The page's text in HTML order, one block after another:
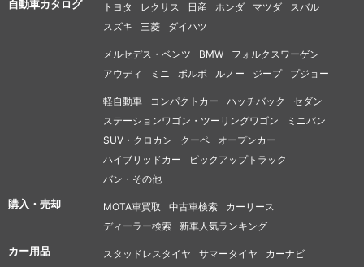
自動車カタログ トヨタ レクサス 日産 ホンダ マツダ
スバル
スズキ
三菱 ダイハツ
メルセデス・ベンツ BMW
フォルクスワーゲン
アウディ
ミニ ボルボ ルノー ジープ プジョー
軽自動車 コンパクトカー ハッチバック
セダン
ステーションワゴン・ツーリングワゴン
ミニバン
SUV・クロカン
クーペ
オープンカー
ハイブリッドカー
ピックアップトラック
バン・その他
購入・売却 MOTA車買取 中古車検索
カーリース
ディーラー検索
新車人気ランキング
カー用品 スタッドレスタイヤ サマータイヤ カーナビ